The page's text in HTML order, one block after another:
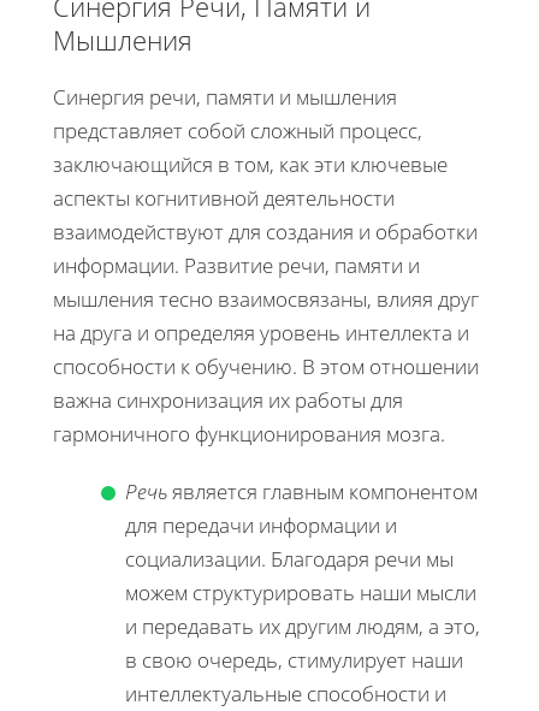
Мышления
Синергия речи, памяти и мышления
представляет собой сложный процесс,
заключающийся в том, как эти ключевые
аспекты когнитивной деятельности
взаимодействуют для создания и обработки
информации. Развитие речи, памяти и
мышления тесно взаимосвязаны, влияя друг
на друга и определяя уровень интеллекта и
способности к обучению. В этом отношении
важна синхронизация их работы для
гармоничного функционирования мозга.
Речьявляется главным компонентом
для передачи информации и
социализации. Благодаря речи мы
можем структурировать наши мысли
и передавать их другим людям, а это,
в свою очередь, стимулирует наши
интеллектуальные способности и